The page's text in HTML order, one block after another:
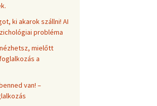
ki akarok szállni! AI
probléma
mielőtt
a
van! –